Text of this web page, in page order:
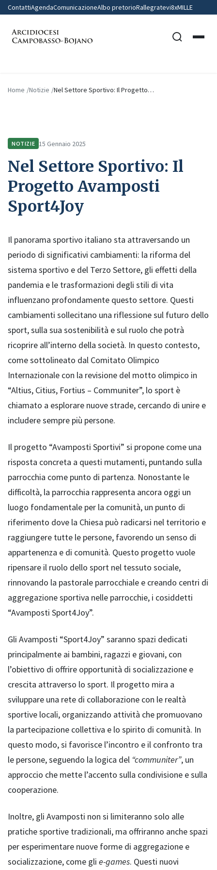
ContattiAgendaComunicazioneAlbo pretorioRallegratevi8xMILLE
Home Notizie Nel Settore Sportivo: Il Progetto…
NOTIZIE 15 Gennaio 2025
Nel Settore Sportivo: Il
Progetto Avamposti
Sport4Joy
Il panorama sportivo italiano sta attraversando un
periodo di significativi cambiamenti: la riforma del
sistema sportivo e del Terzo Settore, gli effetti della
pandemia e le trasformazioni degli stili di vita
influenzano profondamente questo settore. Questi
cambiamenti sollecitano una riflessione sul futuro dello
sport, sulla sua sostenibilità e sul ruolo che potrà
ricoprire all’interno della società. In questo contesto,
come sottolineato dal Comitato Olimpico
Internazionale con la revisione del motto olimpico in
“Altius, Citius, Fortius – Communiter”, lo sport è
chiamato a esplorare nuove strade, cercando di unire e
includere sempre più persone.
Il progetto “Avamposti Sportivi” si propone come una
risposta concreta a questi mutamenti, puntando sulla
parrocchia come punto di partenza. Nonostante le
difficoltà, la parrocchia rappresenta ancora oggi un
luogo fondamentale per la comunità, un punto di
riferimento dove la Chiesa può radicarsi nel territorio e
raggiungere tutte le persone, favorendo un senso di
appartenenza e di comunità. Questo progetto vuole
ripensare il ruolo dello sport nel tessuto sociale,
rinnovando la pastorale parrocchiale e creando centri di
aggregazione sportiva nelle parrocchie, i cosiddetti
“Avamposti Sport4Joy”.
Gli Avamposti “Sport4Joy” saranno spazi dedicati
principalmente ai bambini, ragazzi e giovani, con
l’obiettivo di offrire opportunità di socializzazione e
crescita attraverso lo sport. Il progetto mira a
sviluppare una rete di collaborazione con le realtà
sportive locali, organizzando attività che promuovano
la partecipazione collettiva e lo spirito di comunità. In
questo modo, si favorisce l’incontro e il confronto tra
le persone, seguendo la logica del “communiter”, un
approccio che mette l’accento sulla condivisione e sulla
cooperazione.
Inoltre, gli Avamposti non si limiteranno solo alle
pratiche sportive tradizionali, ma offriranno anche spazi
per esperimentare nuove forme di aggregazione e
socializzazione, come gli e-games. Questi nuovi